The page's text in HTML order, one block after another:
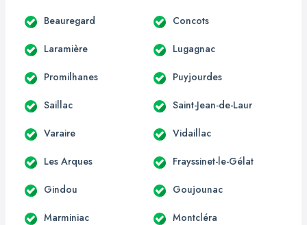
Beauregard Concots
Laramière Lugagnac
Promilhanes Puyjourdes
Saillac Saint-Jean-de-Laur
Varaire Vidaillac
Les Arques Frayssinet-le-Gélat
Gindou Goujounac
Marminiac Montcléra